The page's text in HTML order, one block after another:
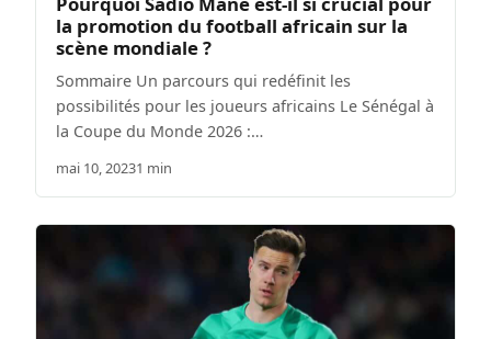
la promotion du football africain sur la
scène mondiale ?
Sommaire Un parcours qui redéfinit les
possibilités pour les joueurs africains Le Sénégal à
la Coupe du Monde 2026 :…
mai 10, 20231 min